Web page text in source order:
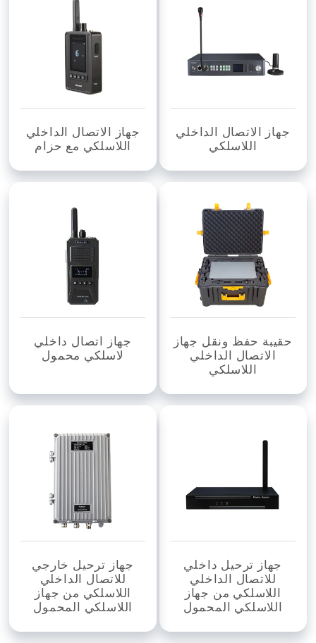
جهاز الاتصال الداخلي
اللاسلكي
جهاز الاتصال الداخلي
اللاسلكي مع حزام
حقيبة حفظ ونقل جهاز
الاتصال الداخلي
اللاسلكي
جهاز اتصال داخلي
لاسلكي محمول
جهاز ترحيل داخلي
للاتصال الداخلي
اللاسلكي من جهاز
اللاسلكي المحمول
جهاز ترحيل خارجي
للاتصال الداخلي
اللاسلكي من جهاز
اللاسلكي المحمول